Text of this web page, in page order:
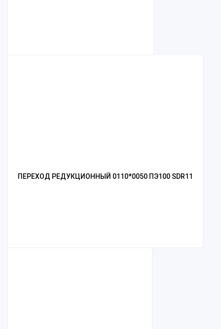
ПЕРЕХОД РЕДУКЦИОННЫЙ 0110*0050 ПЭ100 SDR11